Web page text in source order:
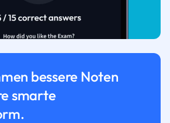
bessere Noten
smarte